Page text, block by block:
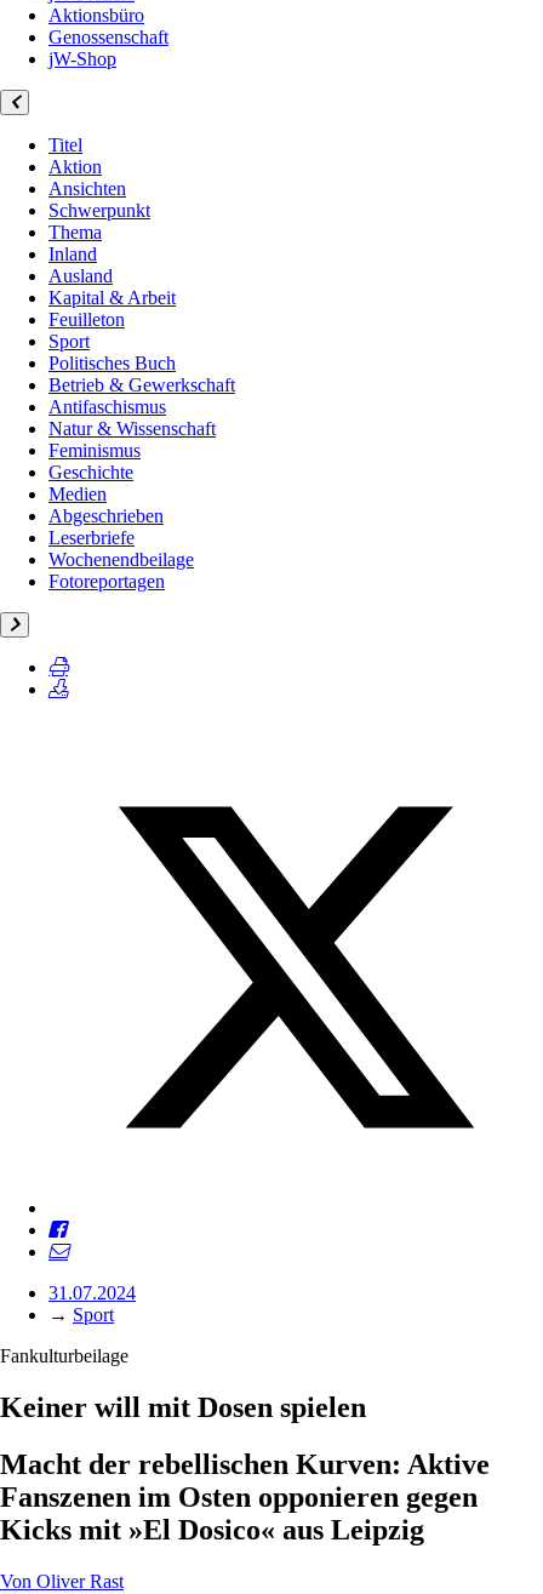
Aktionsbüro
Genossenschaft
jW-Shop
Titel
Aktion
Ansichten
Schwerpunkt
Thema
Inland
Ausland
Kapital & Arbeit
Feuilleton
Sport
Politisches Buch
Betrieb & Gewerkschaft
Antifaschismus
Natur & Wissenschaft
Feminismus
Geschichte
Medien
Abgeschrieben
Leserbriefe
Wochenendbeilage
Fotoreportagen
31.07.2024
→ Sport
Fankulturbeilage
Keiner will mit Dosen spielen
Macht der rebellischen Kurven: Aktive
Fanszenen im Osten opponieren gegen
Kicks mit »El Dosico« aus Leipzig
Von Oliver Rast